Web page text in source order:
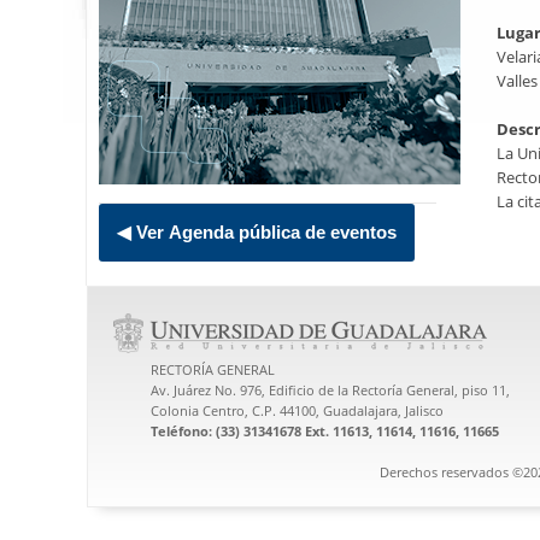
◀ Ver Agenda pública de eventos
Valles
La
La
RECTORÍA GENERAL
Av. Juárez No. 976, Edificio de la Rectoría General, piso 11,
Colonia Centro, C.P. 44100, Guadalajara, Jalisco
Teléfono: (33) 31341678 Ext. 11613, 11614, 11616, 11665
Derechos reservados